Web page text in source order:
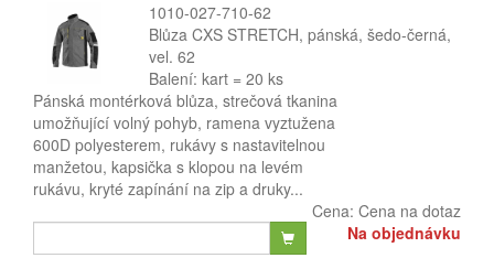
1010-027-710-62
Blůza CXS STRETCH, pánská, šedo-černá,
vel. 62
Balení: kart = 20 ks
Pánská montérková blůza, strečová tkanina
umožňující volný pohyb, ramena vyztužena
600D polyesterem, rukávy s nastavitelnou
manžetou, kapsička s klopou na levém
rukávu, kryté zapínání na zip a druky...
Cena: Cena na dotaz
Na objednávku